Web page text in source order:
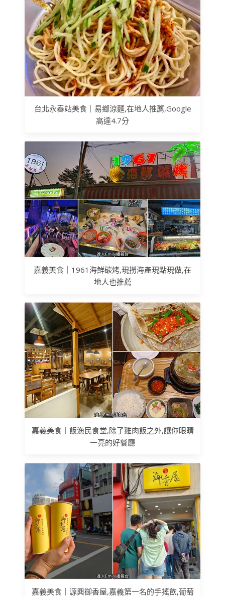
台北永春站美食｜易鄉涼麵,在地人推薦,Google
高達4.7分
嘉義美食｜1961海鮮碳烤,現撈海產現點現做,在
地人也推薦
嘉義美食｜飯漁民食堂,除了雞肉飯之外,讓你眼睛
一亮的好餐廳
嘉義美食｜源興御香屋,嘉義第一名的手搖飲,葡萄